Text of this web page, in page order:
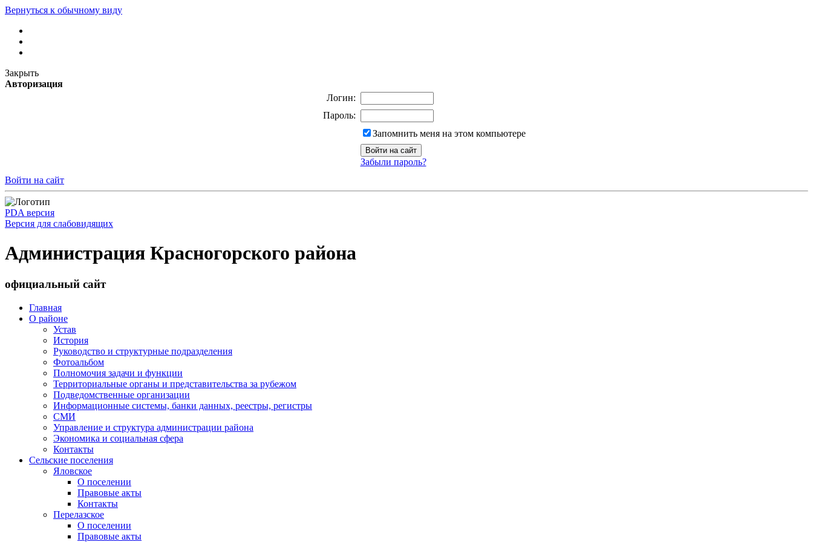
Вернуться к обычному виду
Закрыть
Авторизация
Логин:
Пароль:
Запомнить меня на этом компьютере
Забыли пароль?
Войти на сайт
PDA версия
Версия для слабовидящих
Администрация Красногорского района
официальный сайт
Главная
О районе
Устав
История
Руководство и структурные подразделения
Фотоальбом
Полномочия задачи и функции
Территориальные органы и представительства за рубежом
Подведомственные организации
Информационные системы, банки данных, реестры, регистры
СМИ
Управление и структура администрации района
Экономика и социальная сфера
Контакты
Сельские поселения
Яловское
О поселении
Правовые акты
Контакты
Перелазское
О поселении
Правовые акты